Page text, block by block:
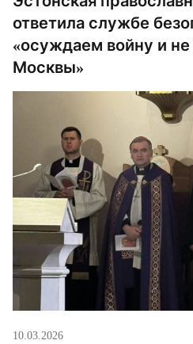
ответила службе
«осуждаем войну и
Москвы»
10.03.2026